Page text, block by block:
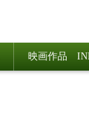
映画作品